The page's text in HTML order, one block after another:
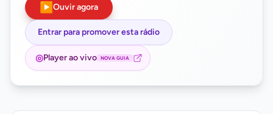
▶ Ouvir agora
Entrar para promover esta rádio
◎Player ao vivo NOVA GUIA